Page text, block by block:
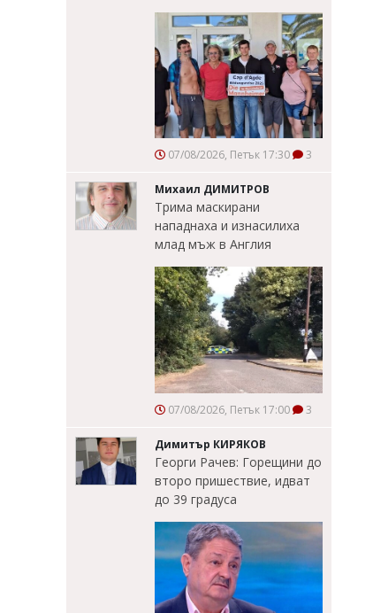
07/08/2026, Петък 17:30 3
Михаил ДИМИТРОВ
Трима маскирани
нападнаха и изнасилиха
млад мъж в Англия
07/08/2026, Петък 17:00 3
Димитър КИРЯКОВ
Георги Рачев: Горещини до
второ пришествие, идват
до 39 градуса